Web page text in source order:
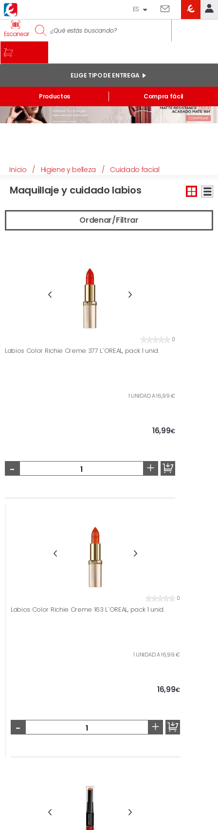
IDENTIFÍCATE
Pedidos online
Mis productos comprados en tienda y online
Listas
ES
Escanear
Productos
ELIGE TIPO DE ENTREGA
Compra fácil
Inicio / Higiene y belleza / Cuidado facial
Maquillaje y cuidado labios
Ordenar/Filtrar
0
Labios Color Richie Creme 377 L`OREAL, pack 1 unid.
1 UNIDAD A 16,99 €
16,99€
- +
0
Labios Color Richie Creme 163 L`OREAL, pack 1 unid.
1 UNIDAD A 16,99 €
16,99€
- +